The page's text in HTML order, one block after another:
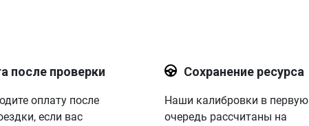
после проверки
оплату после
если вас
Сохранение ресурса
Наши калибровки в первую
очередь рассчитаны на